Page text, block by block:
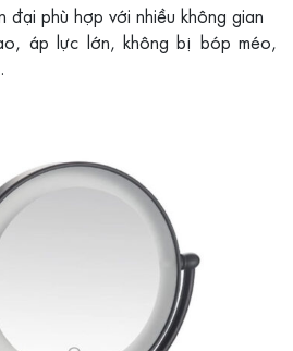
đại phù hợp với nhiều không gian
áp lực lớn, không bị bóp méo,